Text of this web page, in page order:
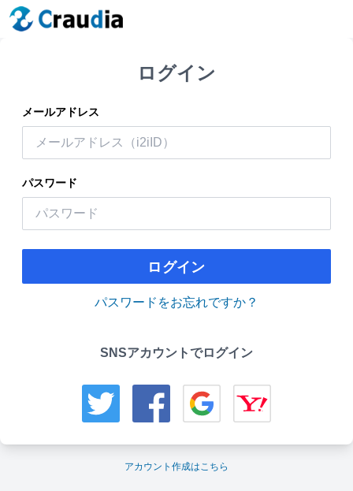
ログイン
メールアドレス
パスワード
ログイン
パスワードをお忘れですか？
SNSアカウントでログイン
アカウント作成はこちら